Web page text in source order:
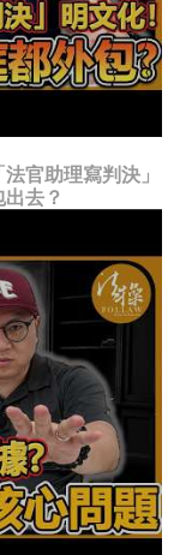
官助理寫判決」
去？